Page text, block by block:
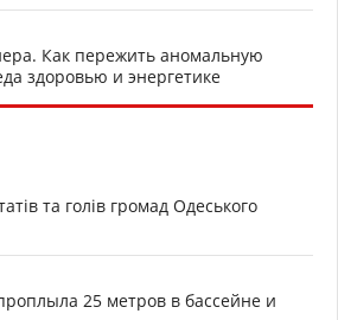
Как пережить аномальную
здоровью и энергетике
та голів громад Одеського
25 метров в бассейне и